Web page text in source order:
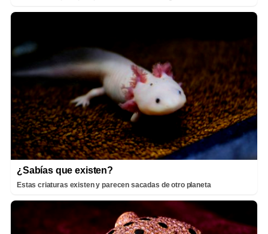
¿Sabías que existen?
Estas criaturas existen y parecen sacadas de otro planeta